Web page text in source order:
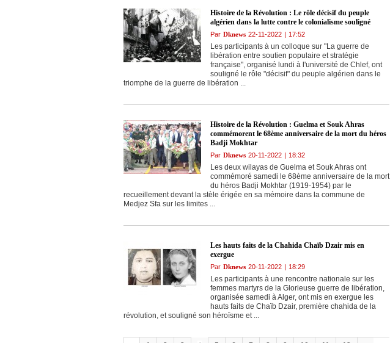
Histoire de la Révolution : Le rôle décisif du peuple
algérien dans la lutte contre le colonialisme souligné
Par Dknews 22-11-2022 | 17:52
Les participants à un colloque sur "La guerre de
libération entre soutien populaire et stratégie
française", organisé lundi à l'université de Chlef, ont
souligné le rôle "décisif" du peuple algérien dans le
triomphe de la guerre de libération ...
Histoire de la Révolution : Guelma et Souk Ahras
commémorent le 68ème anniversaire de la mort du héros
Badji Mokhtar
Par Dknews 20-11-2022 | 18:32
Les deux wilayas de Guelma et Souk Ahras ont
commémoré samedi le 68ème anniversaire de la mort
du héros Badji Mokhtar (1919-1954) par le
recueillement devant la stèle érigée en sa mémoire dans la commune de
Medjez Sfa sur les limites ...
Les hauts faits de la Chahida Chaïb Dzair mis en
exergue
Par Dknews 20-11-2022 | 18:29
Les participants à une rencontre nationale sur les
femmes martyrs de la Glorieuse guerre de libération,
organisée samedi à Alger, ont mis en exergue les
hauts faits de Chaïb Dzair, première chahida de la
révolution, et souligné son héroïsme et ...